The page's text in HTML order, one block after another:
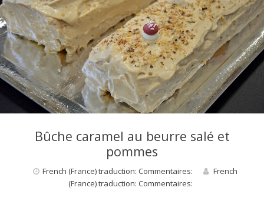
Bûche caramel au beurre salé et
pommes
French (France) traduction: Commentaires:
French
(France) traduction: Commentaires: